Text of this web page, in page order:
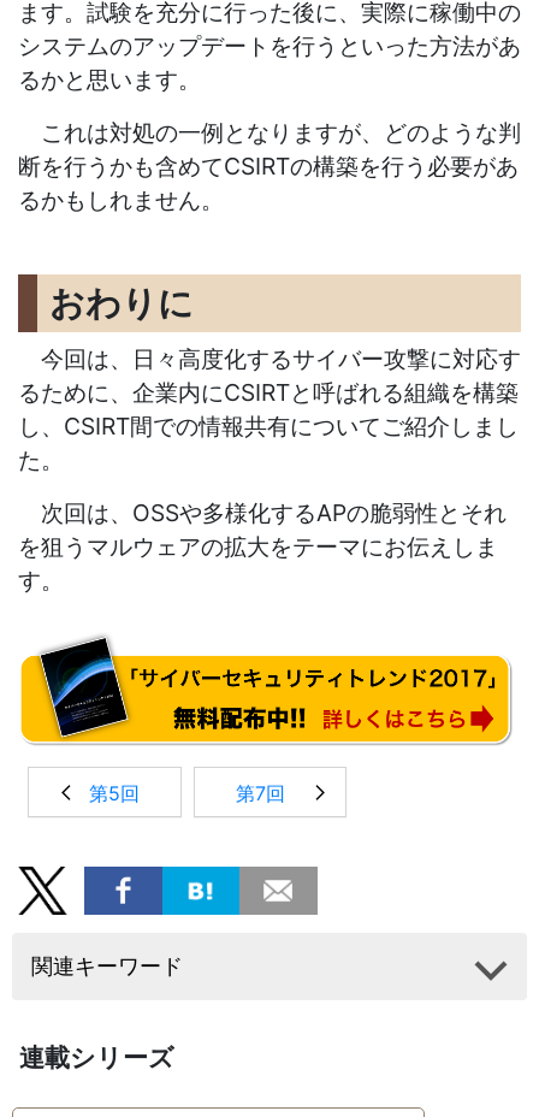
ます。試験を充分に行った後に、実際に稼働中の
システムのアップデートを行うといった方法があ
るかと思います。
これは対処の一例となりますが、どのような判
断を行うかも含めてCSIRTの構築を行う必要があ
るかもしれません。
おわりに
今回は、日々高度化するサイバー攻撃に対応す
るために、企業内にCSIRTと呼ばれる組織を構築
し、CSIRT間での情報共有についてご紹介しまし
た。
次回は、OSSや多様化するAPの脆弱性とそれ
を狙うマルウェアの拡大をテーマにお伝えしま
す。
第5回 第7回
関連キーワード
連載シリーズ